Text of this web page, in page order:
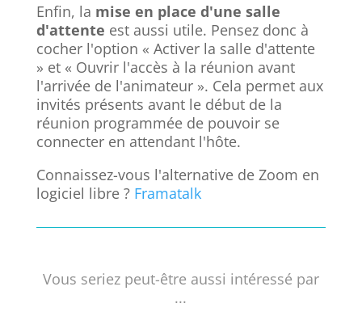
Enfin, la mise en place d'une salle
d'attente est aussi utile. Pensez donc à
cocher l'option « Activer la salle d'attente
» et « Ouvrir l'accès à la réunion avant
l'arrivée de l'animateur ». Cela permet aux
invités présents avant le début de la
réunion programmée de pouvoir se
connecter en attendant l'hôte.
Connaissez-vous l'alternative de Zoom en
logiciel libre ? Framatalk
Vous seriez peut-être aussi intéressé par
...